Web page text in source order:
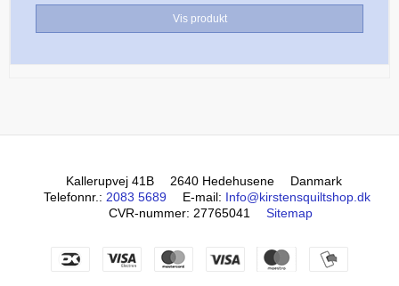
Vis produkt
Kallerupvej 41B 2640 Hedehusene
Danmark
Telefonnr. : 2083 5689 E-mail: Info@kirstensquiltshop.dk
CVR-nummer: 27765041 Sitemap